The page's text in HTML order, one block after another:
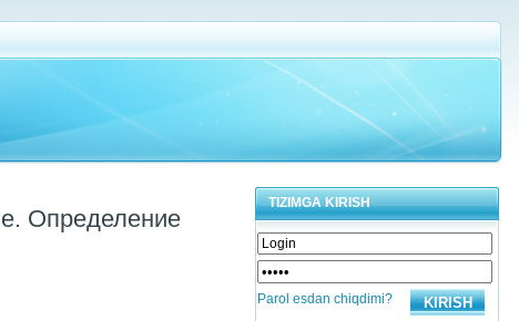
TIZIMGA KIRISH
Parol esdan chiqdimi?
Определение